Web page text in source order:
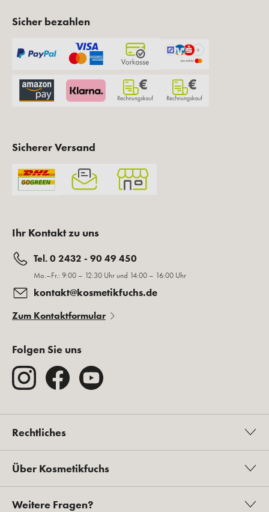
Sicher bezahlen
Sicherer Versand
Ihr Kontakt zu uns
Tel. 0 2432 - 90 49 450
Mo.–Fr.: 9:00 – 12:30 Uhr und 14:00 – 16:00 Uhr
kontakt@kosmetikfuchs.de
Zum Kontaktformular
Folgen Sie uns
Rechtliches
Über Kosmetikfuchs
Weitere Fragen?